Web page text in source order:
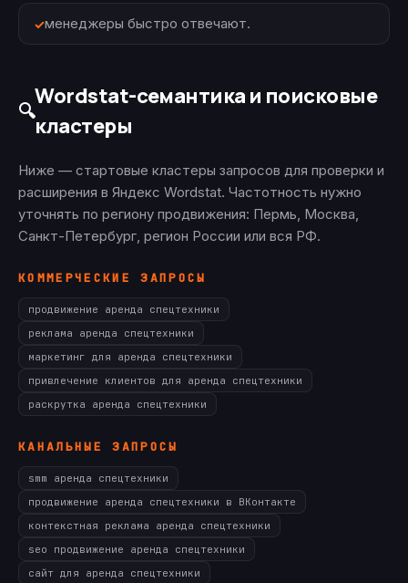
менеджеры быстро отвечают.
🔍
Wordstat-семантика и поисковые
кластеры
Ниже — стартовые кластеры запросов для проверки и
расширения в Яндекс Wordstat. Частотность нужно
уточнять по региону продвижения: Пермь, Москва,
Санкт-Петербург, регион России или вся РФ.
КОММЕРЧЕСКИЕ ЗАПРОСЫ
продвижение аренда спецтехники
реклама аренда спецтехники
маркетинг для аренда спецтехники
привлечение клиентов для аренда спецтехники
раскрутка аренда спецтехники
КАНАЛЬНЫЕ ЗАПРОСЫ
smm аренда спецтехники
продвижение аренда спецтехники в ВКонтакте
контекстная реклама аренда спецтехники
seo продвижение аренда спецтехники
сайт для аренда спецтехники